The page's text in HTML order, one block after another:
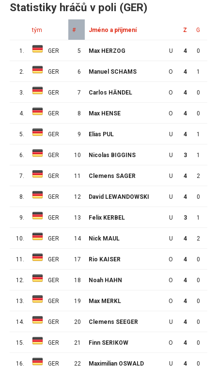
Statistiky hráčů v poli (GER)
tým # Jméno a příjmení Z G
1. GER 5 Max HERZOG U 4 0
2. GER 6 Manuel SCHAMS O 4 1
3. GER 7 Carlos HÄNDEL O 4 0
4. GER 8 Max HENSE O 4 0
5. GER 9 Elias PUL U 4 1
6. GER 10 Nicolas BIGGINS U 3 1
7. GER 11 Clemens SAGER U 4 2
8. GER 12 David LEWANDOWSKI U 4 0
9. GER 13 Felix KERBEL U 3 1
10. GER 14 Nick MAUL U 4 2
11. GER 17 Rio KAISER O 4 0
12. GER 18 Noah HAHN O 4 0
13. GER 19 Max MERKL O 4 0
14. GER 20 Clemens SEEGER U 4 0
15. GER 21 Finn SERIKOW O 4 0
16. GER 22 Maximilian OSWALD U 4 0